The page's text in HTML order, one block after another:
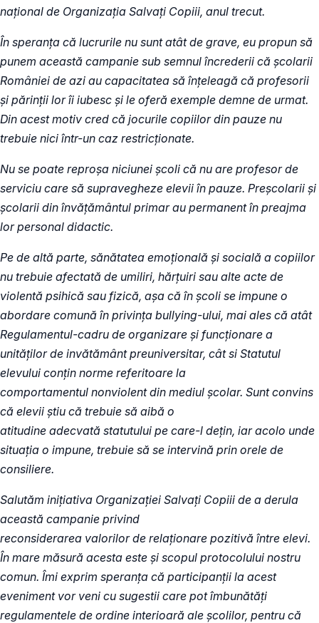
național de Organizația Salvați Copiii, anul trecut.
În speranţa că lucrurile nu sunt atât de grave, eu propun să
punem această campanie sub semnul încrederii că școlarii
României de azi au capacitatea să înțeleagă că profesorii
şi părinții lor îi iubesc și le oferă exemple demne de urmat.
Din acest motiv cred că jocurile copiilor din pauze nu
trebuie nici într-un caz restricționate.
Nu se poate reproșa niciunei școli că nu are profesor de
serviciu care să supravegheze elevii în pauze. Preşcolarii şi
şcolarii din învățământul primar au permanent în preajma
lor personal didactic.
Pe de altă parte, sănătatea emoţională și socială a copiilor
nu trebuie afectată de umiliri, hărțuiri sau alte acte de
violentă psihică sau fizică, aşa că în şcoli se impune o
abordare comună în privința bullying-ului, mai ales că atât
Regulamentul-cadru de organizare şi funcţionare a
unităţilor de invătământ preuniversitar, cât si Statutul
elevului conțin norme referitoare la
comportamentul nonviolent din mediul școlar. Sunt convins
că elevii știu că trebuie să aibă o
atitudine adecvată statutului pe care-l dețin, iar acolo unde
situația o impune, trebuie să se intervină prin orele de
consiliere.
Salutăm inițiativa Organizaţiei Salvați Copiii de a derula
această campanie privind
reconsiderarea valorilor de relaționare pozitivă între elevi.
În mare măsură acesta este și scopul protocolului nostru
comun. Îmi exprim speranța că participanții la acest
eveniment vor veni cu sugestii care pot îmbunătăți
regulamentele de ordine interioară ale școlilor, pentru că